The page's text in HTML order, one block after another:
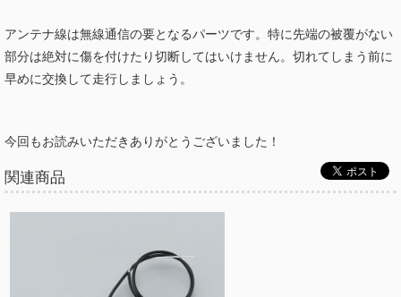
アンテナ線は無線通信の要となるパーツです。特に先端の被覆がない
部分は絶対に傷を付けたり切断してはいけません。切れてしまう前に
早めに交換して走行しましょう。
今回もお読みいただきありがとうございました！
関連商品